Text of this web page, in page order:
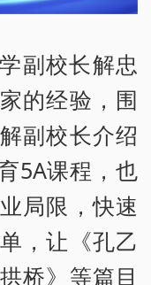
副校长解忠
的经验，围
副校长介绍
5A课程，也
局限，快速
，让《孔乙
桥》等篇目